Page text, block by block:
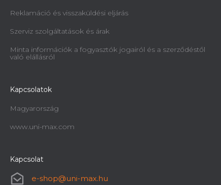
Reklamáció és visszaküldési eljárás
Szerviz szolgáltatások és árak
Minta információk a fogyasztók jogairól és a szerződéstől
való elállásról
Kapcsolatok
Magyarország
www.uni-max.com
Kapcsolat
e-shop@uni-max.hu